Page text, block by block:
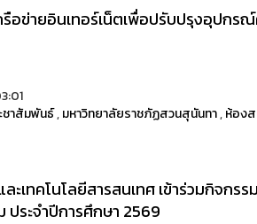
อข่ายอินเทอร์เน็ตเพื่อปรับปรุงอุปกรณ์
ชาสัมพันธ์,มหาวิทยาลัยราชภัฏสวนสุนันทา,ห้อง
ะเทคโนโลยีสารสนเทศ เข้าร่วมกิจกร
ประจำปีการศึกษา 2569